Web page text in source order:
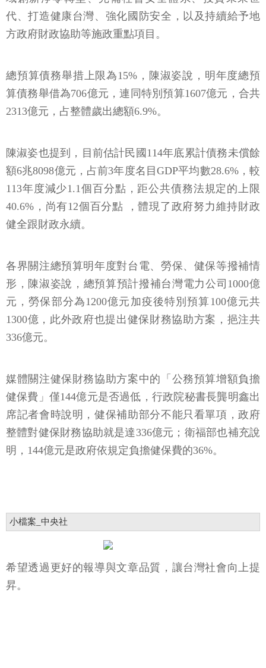
代、打造健康台灣、強化國防安全，以及持續給予地
方政府財政協助等施政重點項目。
總預算債務舉措上限為15%，陳淑姿說，明年度總預
算債務舉借為706億元，連同特別預算1607億元，合共
2313億元，占整體歲出總額6.9%。
陳淑姿也提到，目前估計民國114年底累計債務未償餘
額6兆8098億元，占前3年度名目GDP平均數28.6%，較
113年度減少1.1個百分點，距公共債務法規定的上限
40.6%，尚有12個百分點 ，體現了政府努力維持財政
健全跟財政永續。
各界關注總預算明年度對台電、勞保、健保等撥補情
形，陳淑姿說，總預算預計撥補台灣電力公司1000億
元，勞保部分為1200億元加疫後特別預算100億元共
1300億，此外政府也提出健保財務協助方案，挹注共
336億元。
媒體關注健保財務協助方案中的「公務預算增額負擔
健保費」僅144億元是否過低，行政院秘書長龔明鑫出
席記者會時說明，健保補助部分不能只看單項，政府
整體對健保財務協助就是達336億元；衛福部也補充說
明，144億元是政府依規定負擔健保費的36%。
小檔案_中央社
希望透過更好的報導與文章品質，讓台灣社會向上提
昇。